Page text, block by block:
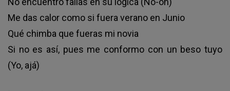
Mе das calor como si fuera verano en Junio
Qué chimba que fueras mi novia
Si no es así, pues me conformo con un beso tuyo
(Yo, ajá)